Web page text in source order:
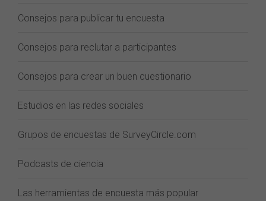
Consejos para publicar tu encuesta
Consejos para reclutar a participantes
Consejos para crear un buen cuestionario
Estudios en las redes sociales
Grupos de encuestas de SurveyCircle.com
Podcasts de ciencia
Las herramientas de encuesta más popular